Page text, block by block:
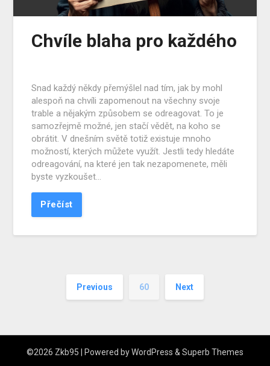
Chvíle blaha pro každého
Snad každý někdy přemýšlel nad tím, jak by mohl
alespoň na chvíli zapomenout na všechny svoje
trable a nějakým způsobem se odreagovat. To je
samozřejmě možné, jen stačí vědět, na koho se
obrátit. V dnešním světě totiž existuje mnoho
možností, kterých můžete využít. Jestli tedy hledáte
odreagování, na které jen tak nezapomenete, měli
byste vyzkoušet…
Přečíst
Previous 60 Next
©2026 Zkb95 | Powered byWordPress & Superb Themes